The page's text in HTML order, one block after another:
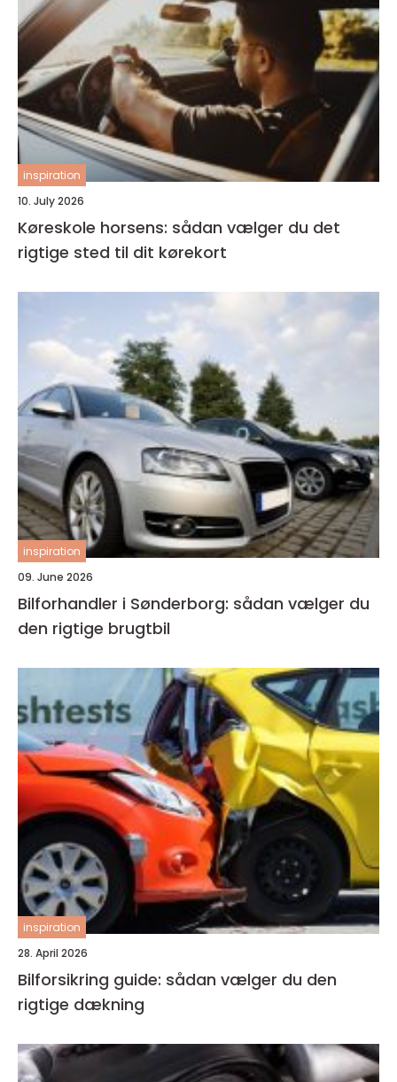
inspiration
10. July 2026
Køreskole horsens: sådan vælger du det
rigtige sted til dit kørekort
inspiration
09. June 2026
Bilforhandler i Sønderborg: sådan vælger du
den rigtige brugtbil
inspiration
28. April 2026
Bilforsikring guide: sådan vælger du den
rigtige dækning